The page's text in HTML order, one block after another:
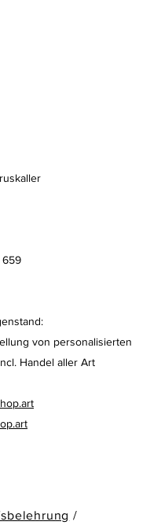
659
von personalisierten
Handel aller Art
/